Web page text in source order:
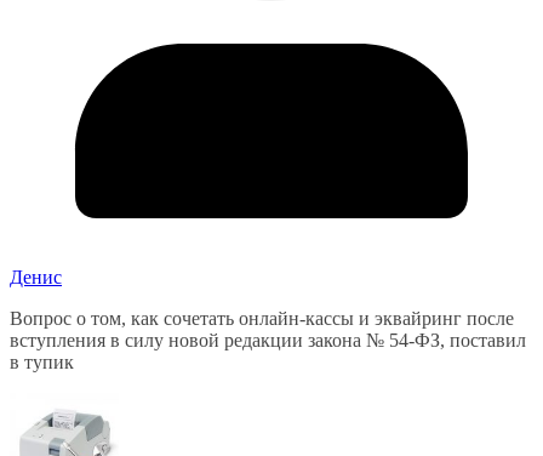
Денис
Вопрос о том, как сочетать онлайн-кассы и эквайринг после
вступления в силу новой редакции закона № 54-ФЗ, поставил
в тупик